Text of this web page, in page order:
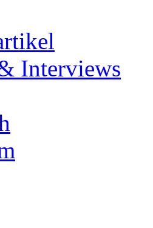
Interviews